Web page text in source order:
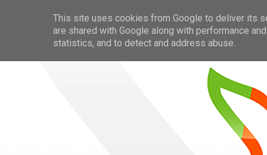
This site uses cookies from Google to deliver its
are shared with Google along with performance
statistics, and to detect and address abuse.